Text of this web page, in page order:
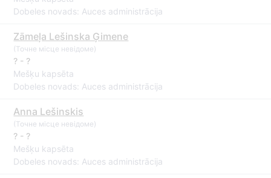
Dobeles novads: Auces administrācija
Zāmeļa Lešinska Ģimene
(Точне місце невідоме)
? - ?
Mešķu kapsēta
Dobeles novads: Auces administrācija
Anna Lešinskis
(Точне місце невідоме)
? - ?
Mešķu kapsēta
Dobeles novads: Auces administrācija